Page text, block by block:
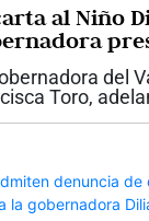
al Niño
proyectosdel
Toro,
y le